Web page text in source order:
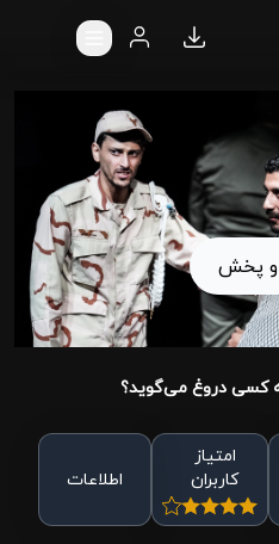
و پخش
کسی دروغ می‌گوید؟
امتیاز
کاربران
اطلاعات